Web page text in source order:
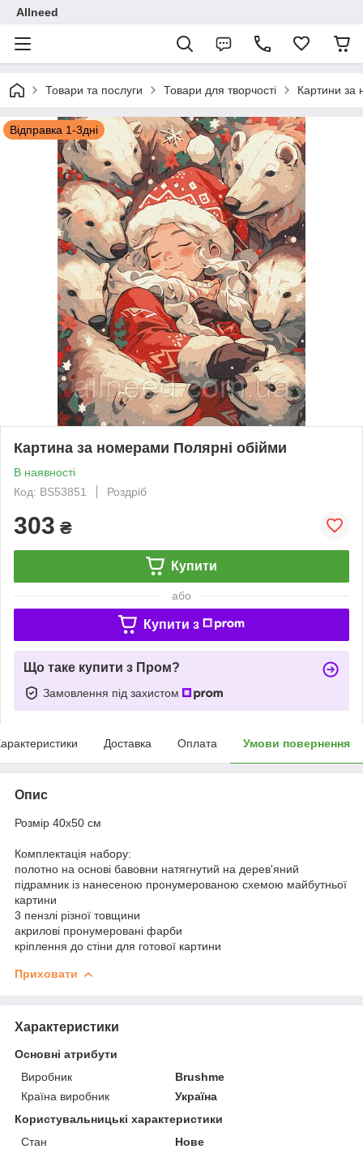
Allneed
Товари та послуги Товари для творчості Картини за
Відправка 1-3дні
Картина за номерами Полярні обійми
В наявності
Код: BS53851
Роздріб
303 ₴
Купити
або
Купити з
Що таке купити з Пром?
Замовлення під захистом
Доставка Оплата Умови повернення
Опис
Розмір 40x50 см
Комплектація набору:
полотно на основі бавовни натягнутий на дерев'яний
підрамник із нанесеною пронумерованою схемою майбутньої
картини
3 пензлі різної товщини
акрилові пронумеровані фарби
кріплення до стіни для готової картини
Приховати
Характеристики
Основні атрибути
Виробник
Brushme
Країна виробник
Україна
Користувальницькі характеристики
Стан
Нове